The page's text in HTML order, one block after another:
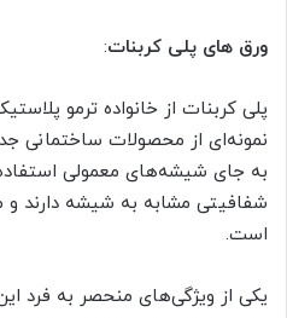
ورق های پلی کربنات:
پلی کربنات از خانواده ترمو
نمونه‌ای از محصولات ساختمانی
به جای شیشه‌های معمولی
شفافیتی مشابه به شیشه دارند و
است.